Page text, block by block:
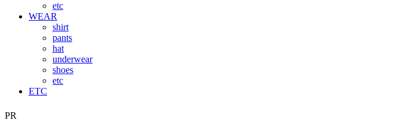
etc
WEAR
shirt
pants
hat
underwear
shoes
etc
ETC
PR